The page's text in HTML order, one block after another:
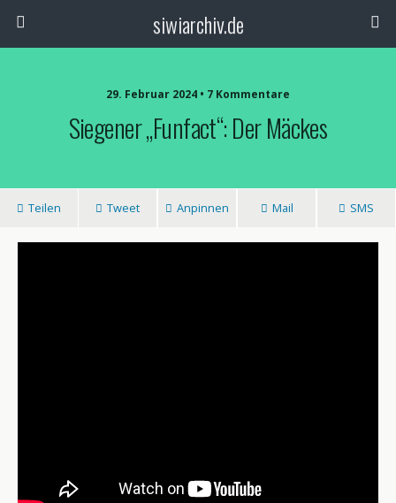
siwiarchiv.de
29. Februar 2024 • 7 Kommentare
Siegener „funfact“: Der Mäckes
Teilen Tweet Anpinnen Mail SMS